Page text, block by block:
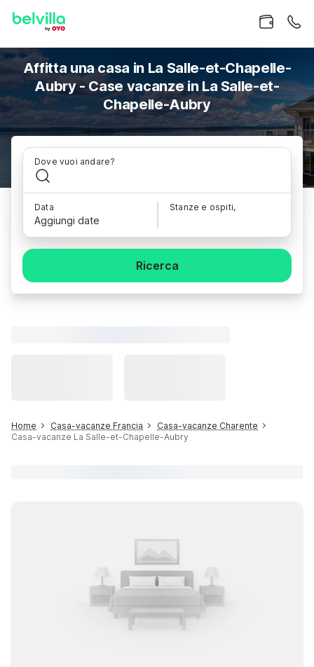
Affitta una casa in La Salle-et-Chapelle-
Aubry - Case vacanze in La Salle-et-
Chapelle-Aubry
Dove vuoi andare?
Data
Aggiungi date
Stanze e ospiti,
Ricerca
Home Casa-vacanze Francia
Casa-vacanze Charente
Casa-vacanze La Salle-et-Chapelle-Aubry